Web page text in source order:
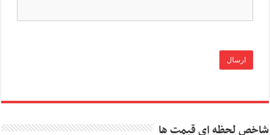
شاخص لحظه ای قیمت ها